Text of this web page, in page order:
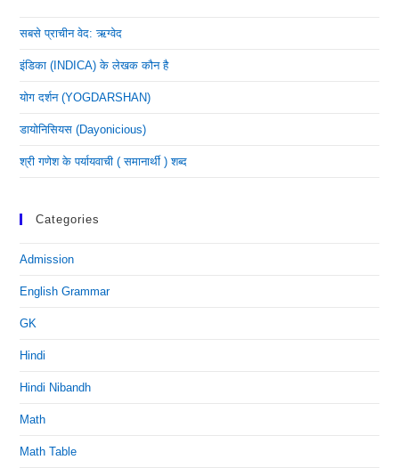
सबसे प्राचीन वेद: ऋग्वेद
इंडिका (INDICA) के लेखक कौन है
योग दर्शन (YOGDARSHAN)
डायोनिसियस (dayonicious)
श्री गणेश के पर्यायवाची ( समानार्थी ) शब्द
Categories
Admission
English Grammar
GK
Hindi
Hindi Nibandh
Math
Math Table